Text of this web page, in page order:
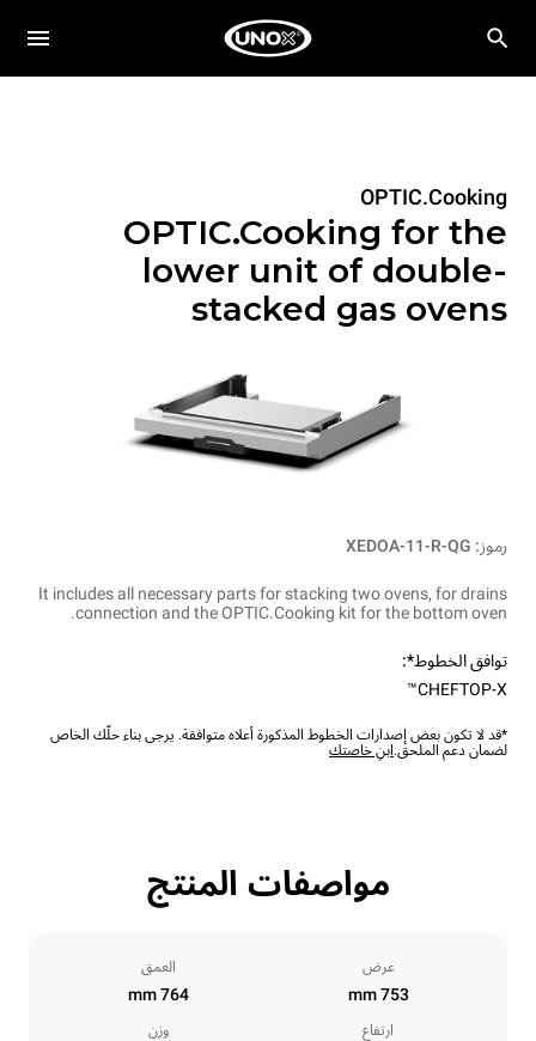
OPTIC.Cooking
OPTIC.Cooking for the
lower unit of double-
stacked gas ovens
رموز: XEDOA-11-R-QG
It includes all necessary parts for stacking two ovens, for drains
connection and the OPTIC.Cooking kit for the bottom oven.
توافق الخطوط*:
CHEFTOP-X™
*قد لا تكون بعض إصدارات الخطوط المذكورة أعلاه متوافقة. يرجى بناء حلّك الخاص
لضمان دعم الملحق.ابنِ خاصتك
مواصفات المنتج
عرض
753 mm
العمق
764 mm
ارتفاع وزن